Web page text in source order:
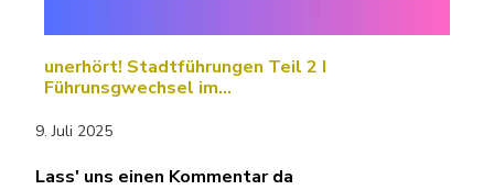
unerhört! Stadtführungen Teil 2 I
Führunsgwechsel im…
9. Juli 2025
Lass' uns einen Kommentar da